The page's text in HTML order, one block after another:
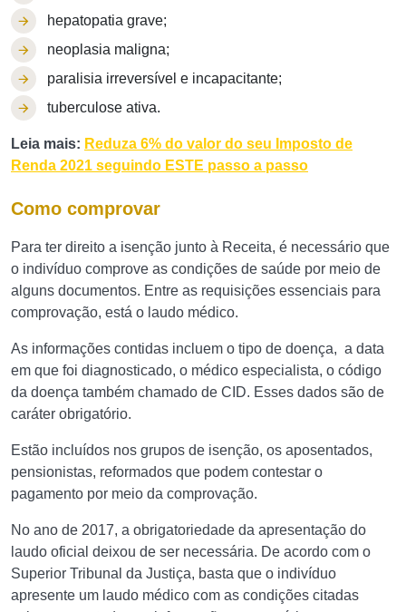
hepatopatia grave;
neoplasia maligna;
paralisia irreversível e incapacitante;
tuberculose ativa.
Leia mais: Reduza 6% do valor do seu Imposto de
Renda 2021 seguindo ESTE passo a passo
Como comprovar
Para ter direito a isenção junto à Receita, é necessário que
o indivíduo comprove as condições de saúde por meio de
alguns documentos. Entre as requisições essenciais para
comprovação, está o laudo médico.
As informações contidas incluem o tipo de doença, a data
em que foi diagnosticado, o médico especialista, o código
da doença também chamado de CID. Esses dados são de
caráter obrigatório.
Estão incluídos nos grupos de isenção, os aposentados,
pensionistas, reformados que podem contestar o
pagamento por meio da comprovação.
No ano de 2017, a obrigatoriedade da apresentação do
laudo oficial deixou de ser necessária. De acordo com o
Superior Tribunal da Justiça, basta que o indivíduo
apresente um laudo médico com as condições citadas